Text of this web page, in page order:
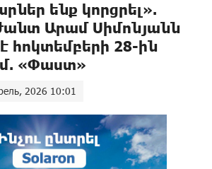
ենք կորցրել».
Արամ Սիմոնյանն
հոկտեմբերի 28-ին
«Փաստ»
2026 10:01